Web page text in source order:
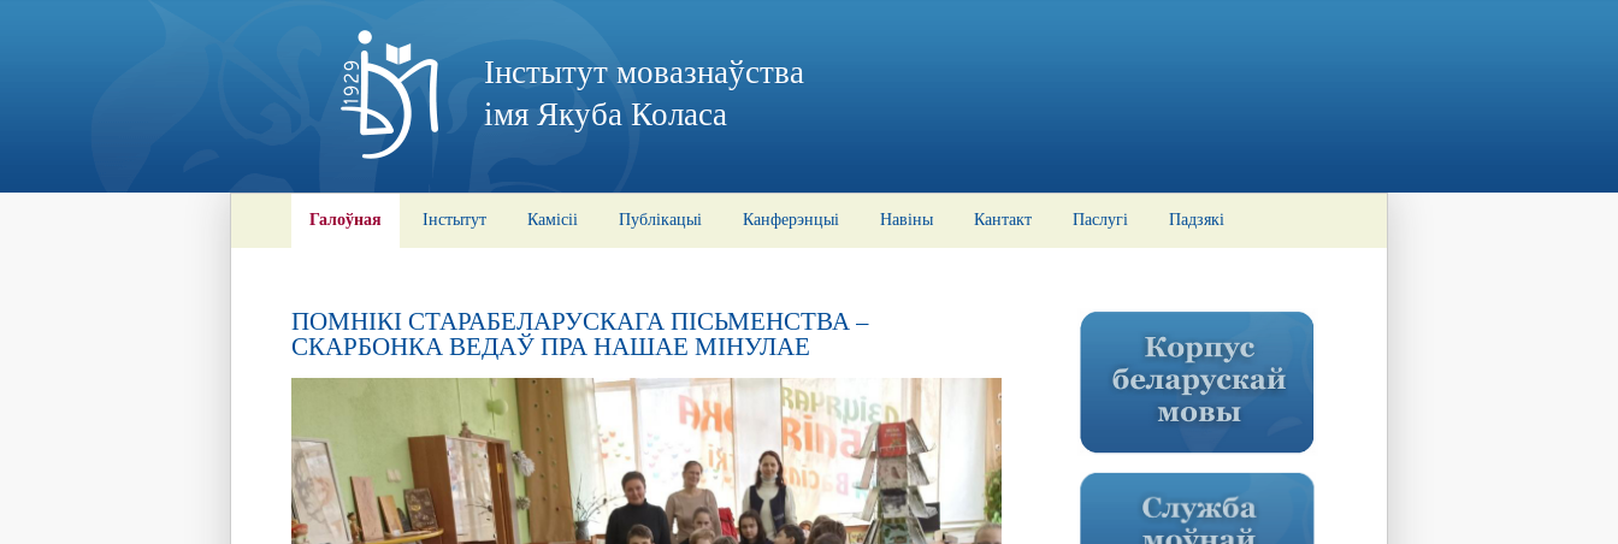
Інстытут мовазнаўства
імя Якуба Коласа
Галоўная Інстытут Камісіі Публікацыі Канферэнцыі Навіны Кантакт Паслугі Падзякі
ПОМНІКІ СТАРАБЕЛАРУСКАГА ПІСЬМЕНСТВА –
СКАРБОНКА ВЕДАЎ ПРА НАШАЕ МІНУЛАЕ